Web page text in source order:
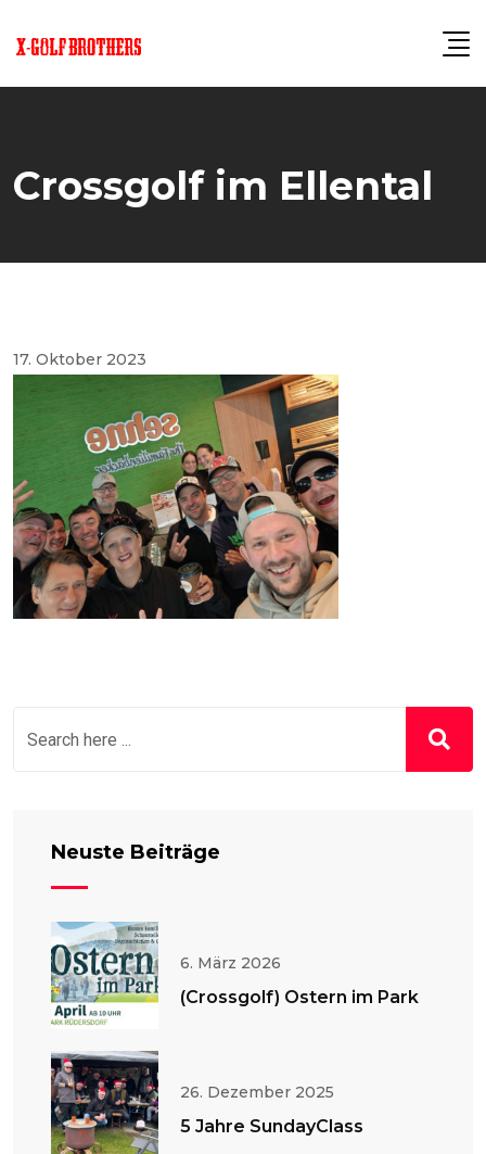
Crossgolf im Ellental
17. Oktober 2023
Neuste Beiträge
6. März 2026
(Crossgolf) Ostern im Park
26. Dezember 2025
5 Jahre SundayClass